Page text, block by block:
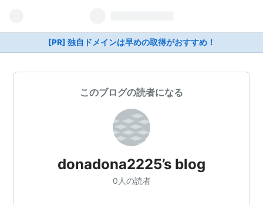
[PR] 独自ドメインは早めの取得がおすすめ！
このブログの読者になる
donadona2225’s blog
0人の読者